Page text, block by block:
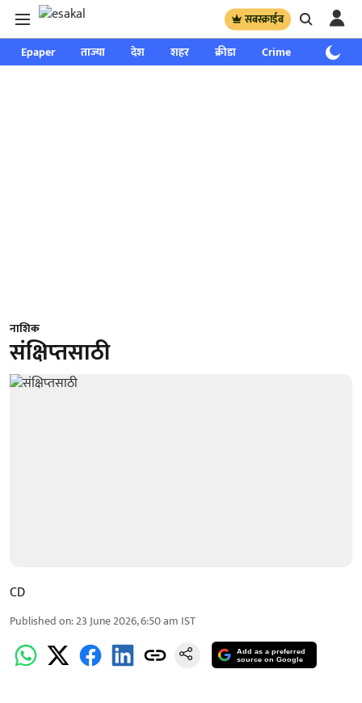
सबस्क्राईब
Epaper ताज्या देश शहर क्रीडा Crime साप्ताहिक
नाशिक
संक्षिप्‍तसाठी
CD
Published on:23 June 2026, 6:50 am IST
Add as a preferred
source on Google